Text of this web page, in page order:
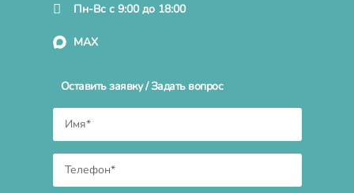
Пн-Вс с 9:00 до 18:00
MAX
Оставить заявку / Задать вопрос